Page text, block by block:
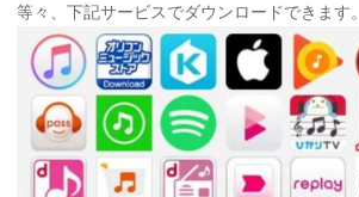
等々、下記サービスでダウンロードできます。